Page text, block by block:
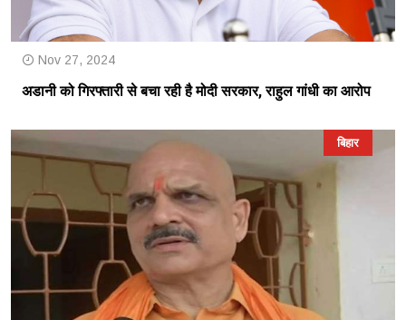
Nov 27, 2024
अडानी को गिरफ्तारी से बचा रही है मोदी सरकार, राहुल गांधी का आरोप
बिहार